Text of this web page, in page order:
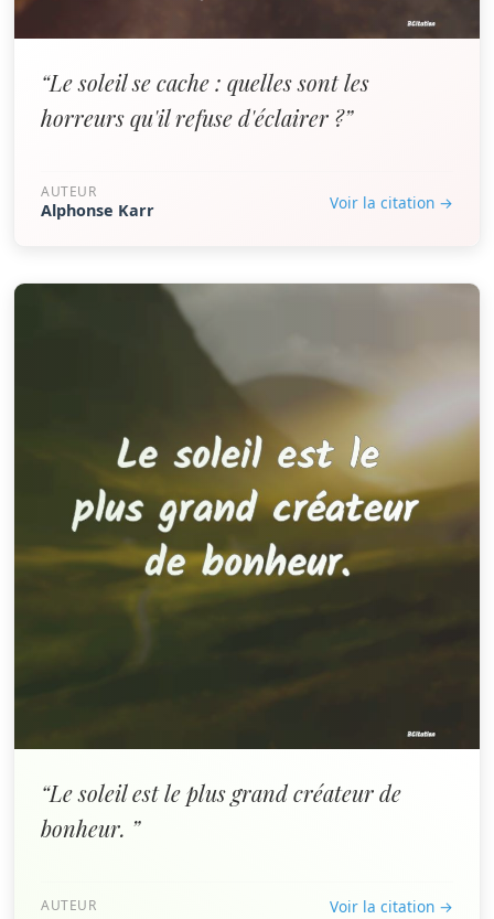
“Le soleil se cache : quelles sont les
horreurs qu'il refuse d'éclairer ?”
AUTEUR
Alphonse Karr Voir la citation →
“Le soleil est le plus grand créateur de
bonheur. ”
AUTEUR Voir la citation →